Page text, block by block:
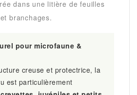
dans une litière de feuilles
branchages.
pour microfaune &
creuse et protectrice, la
est particulièrement